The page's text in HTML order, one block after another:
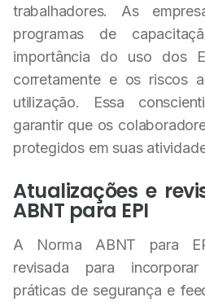
trabalhadores. As
programas de
importância do uso dos
corretamente e os riscos
utilização. Essa
garantir que os
protegidos em suas
Atualizações e
ABNT para EPI
A Norma ABNT para
revisada para
práticas de segurança e